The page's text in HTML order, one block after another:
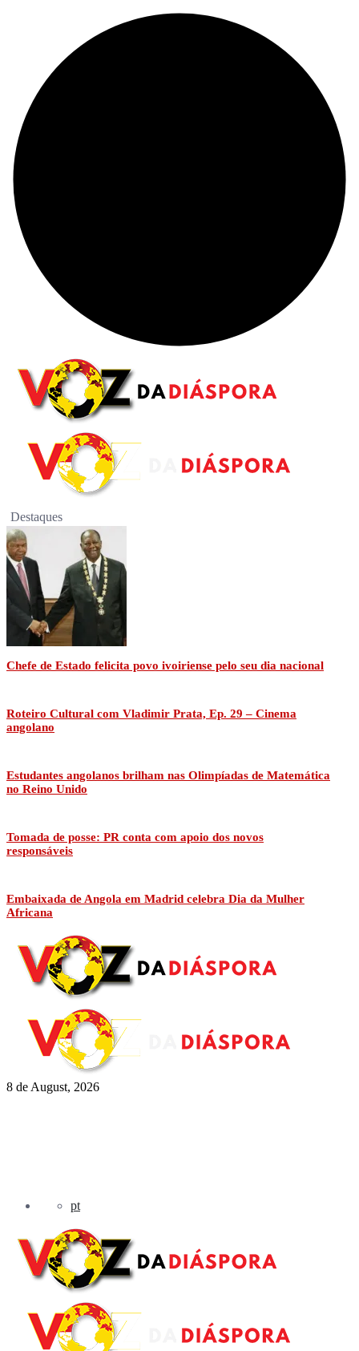
Destaques
Chefe de Estado felicita povo ivoiriense pelo seu dia nacional
Roteiro Cultural com Vladimir Prata, Ep. 29 – Cinema
angolano
Estudantes angolanos brilham nas Olimpíadas de Matemática
no Reino Unido
Tomada de posse: PR conta com apoio dos novos
responsáveis
Embaixada de Angola em Madrid celebra Dia da Mulher
Africana
8 de August, 2026
pt